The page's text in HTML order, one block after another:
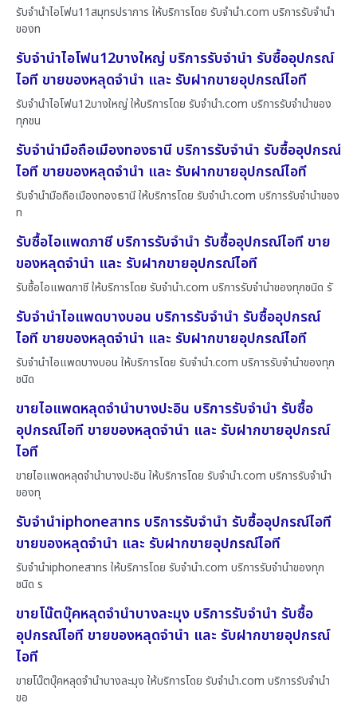
รับจำนำไอโฟน11สมุทรปราการ ให้บริการโดย รับจํานํา.com บริการรับจำนำ
ของท
รับจำนำไอโฟน12บางใหญ่ บริการรับจำนำ รับซื้ออุปกรณ์
ไอที ขายของหลุดจำนำ และ รับฝากขายอุปกรณ์ไอที
รับจำนำไอโฟน12บางใหญ่ ให้บริการโดย รับจํานํา.com บริการรับจำนำของ
ทุกชน
รับจำนำมือถือเมืองทองธานี บริการรับจำนำ รับซื้ออุปกรณ์
ไอที ขายของหลุดจำนำ และ รับฝากขายอุปกรณ์ไอที
รับจำนำมือถือเมืองทองธานี ให้บริการโดย รับจํานํา.com บริการรับจำนำของ
ท
รับซื้อไอแพดภาชี บริการรับจำนำ รับซื้ออุปกรณ์ไอที ขาย
ของหลุดจำนำ และ รับฝากขายอุปกรณ์ไอที
รับซื้อไอแพดภาชี ให้บริการโดย รับจํานํา.com บริการรับจำนำของทุกชนิด รั
รับจำนำไอแพดบางบอน บริการรับจำนำ รับซื้ออุปกรณ์
ไอที ขายของหลุดจำนำ และ รับฝากขายอุปกรณ์ไอที
รับจำนำไอแพดบางบอน ให้บริการโดย รับจํานํา.com บริการรับจำนำของทุก
ชนิด
ขายไอแพดหลุดจำนำบางปะอิน บริการรับจำนำ รับซื้อ
อุปกรณ์ไอที ขายของหลุดจำนำ และ รับฝากขายอุปกรณ์
ไอที
ขายไอแพดหลุดจำนำบางปะอิน ให้บริการโดย รับจํานํา.com บริการรับจำนำ
ของทุ
รับจำนำiphoneสาทร บริการรับจำนำ รับซื้ออุปกรณ์ไอที
ขายของหลุดจำนำ และ รับฝากขายอุปกรณ์ไอที
รับจำนำiphoneสาทร ให้บริการโดย รับจํานํา.com บริการรับจำนำของทุก
ชนิด ร
ขายโน๊ตบุ๊คหลุดจำนำบางละมุง บริการรับจำนำ รับซื้อ
อุปกรณ์ไอที ขายของหลุดจำนำ และ รับฝากขายอุปกรณ์
ไอที
ขายโน๊ตบุ๊คหลุดจำนำบางละมุง ให้บริการโดย รับจํานํา.com บริการรับจำนำ
ขอ